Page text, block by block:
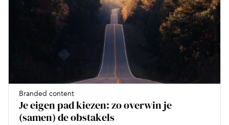
Branded content
Je eigen pad kiezen: zo overwin je
(samen) de obstakels